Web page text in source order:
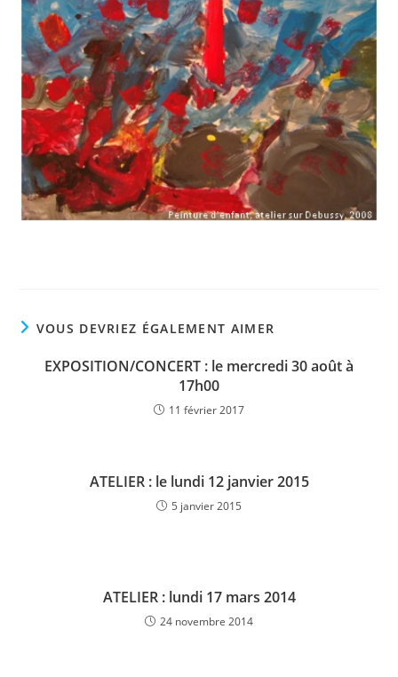
VOUS DEVRIEZ ÉGALEMENT AIMER
EXPOSITION/CONCERT : le mercredi 30 août à
17h00
11 février 2017
ATELIER : le lundi 12 janvier 2015
5 janvier 2015
ATELIER : lundi 17 mars 2014
24 novembre 2014